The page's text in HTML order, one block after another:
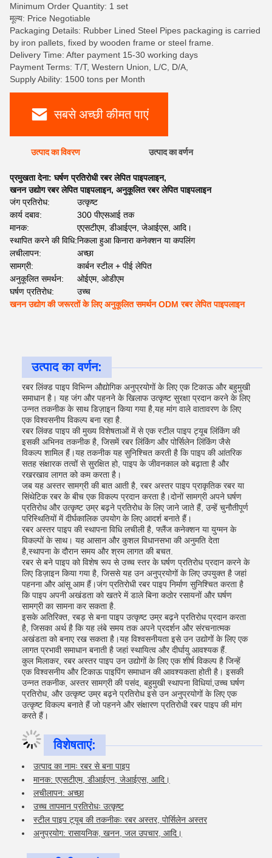
Minimum Order Quantity: 1 set
मूल्य: Price Negotiable
Packaging Details: Rubber Lined Steel Pipes packaging is carried
by iron pallets, fixed by wooden frame or steel frame.
Delivery Time: After payment 15-30 working days
Payment Terms: T/T, Western Union, L/C, D/A,
Supply Ability: 1500 tons per Month
सबसे अच्छी कीमत पाएं
उत्पाद का विवरण उत्पाद का वर्णन
प्रमुखता देना:घर्षण प्रतिरोधी रबर लेपित पाइपलाइन,
खनन उद्योग रबर लेपित पाइपलाइन, अनुकूलित रबर लेपित पाइपलाइन
जंग प्रतिरोध:
उत्कृष्ट
कार्य दबाव:
300 पीएसआई तक
मानक:
एएसटीएम, डीआईएन, जेआईएस, आदि।
स्थापित करने की विधि:निकला हुआ किनारा कनेक्शन या कपलिंग
लचीलापन:
अच्छा
सामग्री:
कार्बन स्टील + पीई लेपित
अनुकूलित समर्थन:
ओईएम, ओडीएम
घर्षण प्रतिरोध:
उच्च
खनन उद्योग की जरूरतों के लिए अनुकूलित समर्थन ODM रबर लेपित पाइपलाइन
उत्पाद का वर्णन:
रबर लिंक्ड पाइप विभिन्न औद्योगिक अनुप्रयोगों के लिए एक टिकाऊ और बहुमुखी
समाधान है। यह जंग और पहनने के खिलाफ उत्कृष्ट सुरक्षा प्रदान करने के लिए
उन्नत तकनीक के साथ डिज़ाइन किया गया है,यह मांग वाले वातावरण के लिए
एक विश्वसनीय विकल्प बना रहा है.
रबर लिंक्ड पाइप की मुख्य विशेषताओं में से एक स्टील पाइप ट्यूब लिंकिंग की
इसकी अभिनव तकनीक है, जिसमें रबर लिंकिंग और पोर्सिलेन लिंकिंग जैसे
विकल्प शामिल हैं।यह तकनीक यह सुनिश्चित करती है कि पाइप की आंतरिक
सतह संक्षारक तत्वों से सुरक्षित हो, पाइप के जीवनकाल को बढ़ाता है और
रखरखाव लागत को कम करता है।
जब यह अस्तर सामग्री की बात आती है, रबर अस्तर पाइप प्राकृतिक रबर या
सिंथेटिक रबर के बीच एक विकल्प प्रदान करता है।दोनों सामग्री अपने घर्षण
प्रतिरोध और उत्कृष्ट उम्र बढ़ने प्रतिरोध के लिए जाने जाते हैं, उन्हें चुनौतीपूर्ण
परिस्थितियों में दीर्घकालिक उपयोग के लिए आदर्श बनाते हैं।
रबर अस्तर पाइप की स्थापना विधि लचीली है, फ्लैंज कनेक्शन या युग्मन के
विकल्पों के साथ। यह आसान और कुशल विधानसभा की अनुमति देता
है,स्थापना के दौरान समय और श्रम लागत की बचत.
रबर से बने पाइप को विशेष रूप से उच्च स्तर के घर्षण प्रतिरोध प्रदान करने के
लिए डिज़ाइन किया गया है, जिससे यह उन अनुप्रयोगों के लिए उपयुक्त है जहां
पहनना और आंसू आम हैं।जंग प्रतिरोधी रबर पाइप निर्माण सुनिश्चित करता है
कि पाइप अपनी अखंडता को खतरे में डाले बिना कठोर रसायनों और घर्षण
सामग्री का सामना कर सकता है.
इसके अतिरिक्त, रबड़ से बना पाइप उत्कृष्ट उम्र बढ़ने प्रतिरोध प्रदान करता
है, जिसका अर्थ है कि यह लंबे समय तक अपने प्रदर्शन और संरचनात्मक
अखंडता को बनाए रख सकता है।यह विश्वसनीयता इसे उन उद्योगों के लिए एक
लागत प्रभावी समाधान बनाती है जहां स्थायित्व और दीर्घायु आवश्यक हैं.
कुल मिलाकर, रबर अस्तर पाइप उन उद्योगों के लिए एक शीर्ष विकल्प है जिन्हें
एक विश्वसनीय और टिकाऊ पाइपिंग समाधान की आवश्यकता होती है। इसकी
उन्नत तकनीक, अस्तर सामग्री की पसंद, बहुमुखी स्थापना विधियां,उच्च घर्षण
प्रतिरोध, और उत्कृष्ट उम्र बढ़ने प्रतिरोध इसे उन अनुप्रयोगों के लिए एक
उत्कृष्ट विकल्प बनाते हैं जो पहनने और संक्षारण प्रतिरोधी रबर पाइप की मांग
करते हैं।
विशेषताएं:
उत्पाद का नामः रबर से बना पाइप
मानक: एएसटीएम, डीआईएन, जेआईएस, आदि।
लचीलापन: अच्छा
उच्च तापमान प्रतिरोधः उत्कृष्ट
स्टील पाइप ट्यूब की तकनीकः रबर अस्तर, पोर्सिलेन अस्तर
अनुप्रयोग: रासायनिक, खनन, जल उपचार, आदि।